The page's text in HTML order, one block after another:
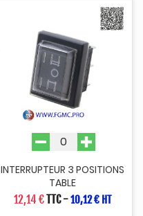
INTERRUPTEUR 3 POSITIONS
TABLE
12,14 €TTC-10,12 € HT